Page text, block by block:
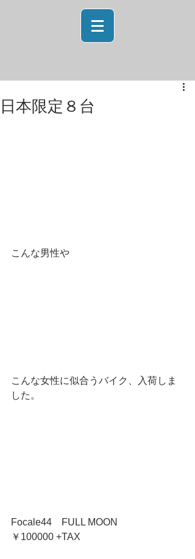
日本限定８台
こんな男性や
こんな女性に似合うバイク、入荷しま
した。
Focale44　FULL MOON
￥100000 +TAX